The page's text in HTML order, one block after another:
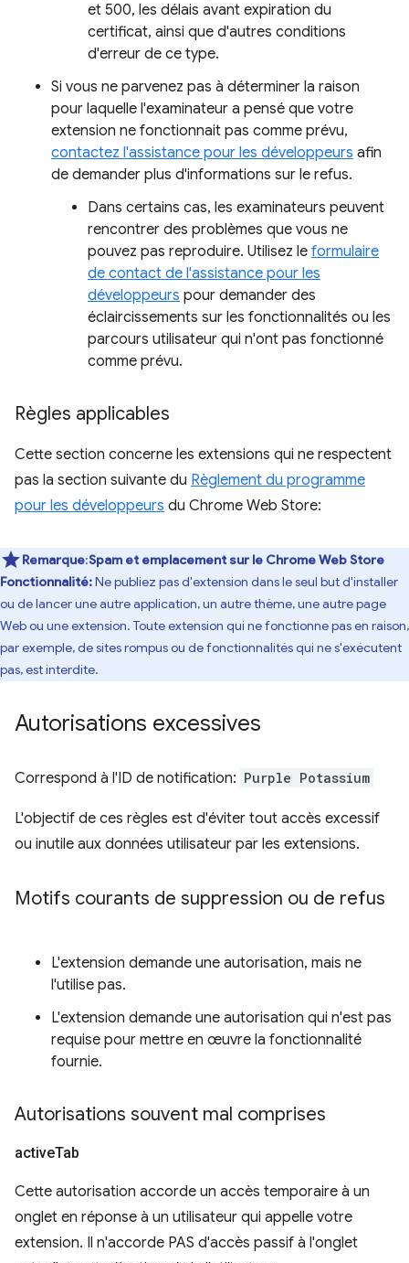
et 500, les délais avant expiration du
certificat, ainsi que d'autres conditions
d'erreur de ce type.
Si vous ne parvenez pas à déterminer la raison
pour laquelle l'examinateur a pensé que votre
extension ne fonctionnait pas comme prévu,
contactez l'assistance pour les développeurs afin
de demander plus d'informations sur le refus.
Dans certains cas, les examinateurs peuvent
rencontrer des problèmes que vous ne
pouvez pas reproduire. Utilisez le formulaire
de contact de l'assistance pour les
développeurs pour demander des
éclaircissements sur les fonctionnalités ou les
parcours utilisateur qui n'ont pas fonctionné
comme prévu.
Règles applicables
Cette section concerne les extensions qui ne respectent
pas la section suivante du Règlement du programme
pour les développeurs du Chrome Web Store:
Remarque:Spam et emplacement sur le Chrome Web Store
Fonctionnalité:Ne publiez pas d'extension dans le seul but d'installer
ou de lancer une autre application, un autre thème, une autre page
Web ou une extension. Toute extension qui ne fonctionne pas en raison,
par exemple, de sites rompus ou de fonctionnalités qui ne s'exécutent
pas, est interdite.
Autorisations excessives
Correspond à l'ID de notification: Purple Potassium
L'objectif de ces règles est d'éviter tout accès excessif
ou inutile aux données utilisateur par les extensions.
Motifs courants de suppression ou de refus
L'extension demande une autorisation, mais ne
l'utilise pas.
L'extension demande une autorisation qui n'est pas
requise pour mettre en œuvre la fonctionnalité
fournie.
Autorisations souvent mal comprises
activeTab
Cette autorisation accorde un accès temporaire à un
onglet en réponse à un utilisateur qui appelle votre
extension. Il n'accorde PAS d'accès passif à l'onglet